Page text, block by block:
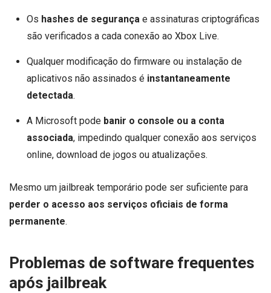
Os hashes de segurançae assinaturas criptográficas
são verificados a cada conexão ao Xbox Live.
Qualquer modificação do firmware ou instalação de
aplicativos não assinados é instantaneamente
detectada.
A Microsoft pode banir o console ou a conta
associada, impedindo qualquer conexão aos serviços
online, download de jogos ou atualizações.
Mesmo um jailbreak temporário pode ser suficiente para
perder o acesso aos serviços oficiais de forma
permanente.
Problemas de software frequentes
após jailbreak